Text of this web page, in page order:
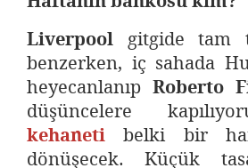
Liverpool gitgide tam
benzerken, iç sahada
heyecanlanıpRoberto
düşüncelere
kehaneti
belki bir
dönüşecek. Küçük